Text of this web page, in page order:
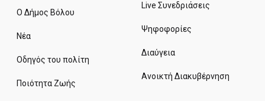
Ο Δήμος Βόλου
Νέα
Οδηγός του πολίτη
Ποιότητα Ζωής
Live Συνεδριάσεις
Ψηφοφορίες
Διαύγεια
Ανοικτή Διακυβέρνηση